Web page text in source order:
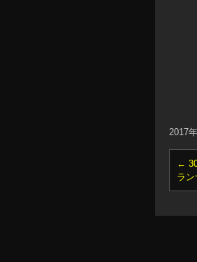
2017
←
ラ